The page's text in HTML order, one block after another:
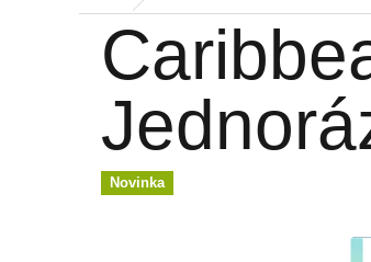
Novinka